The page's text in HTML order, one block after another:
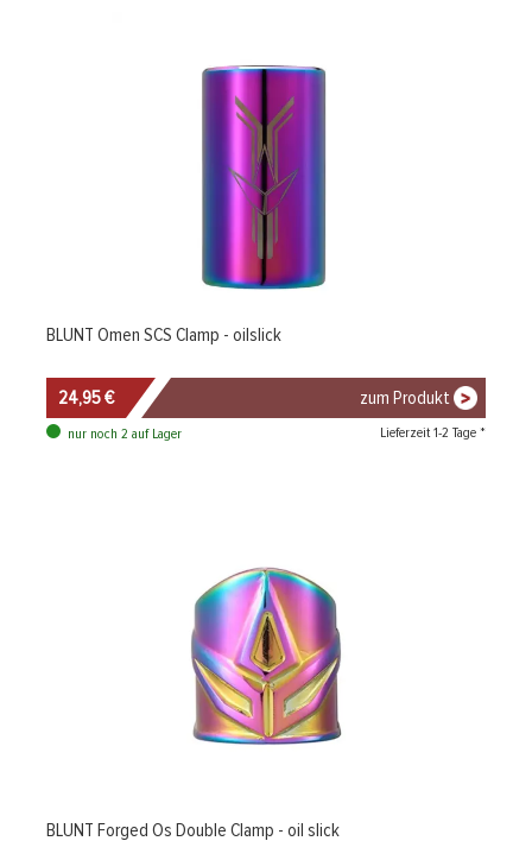
BLUNT Omen SCS Clamp - oilslick
24,95 € zum Produkt
nur noch 2 auf Lager Lieferzeit 1-2 Tage *
BLUNT Forged Os Double Clamp - oil slick